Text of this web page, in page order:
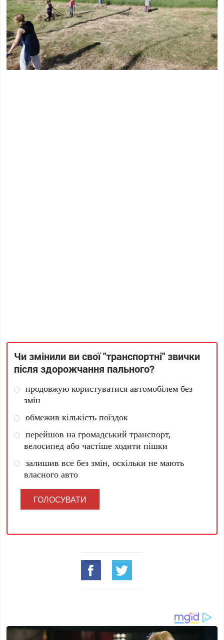
Чи змінили ви свої "транспортні" звички
після здорожчання пального?
продовжую користуватися автомобілем без
змін
обмежив кількість поїздок
перейшов на громадський транспорт,
велосипед або частіше ходити пішки
залишив все без змін, оскільки не мають
власного авто